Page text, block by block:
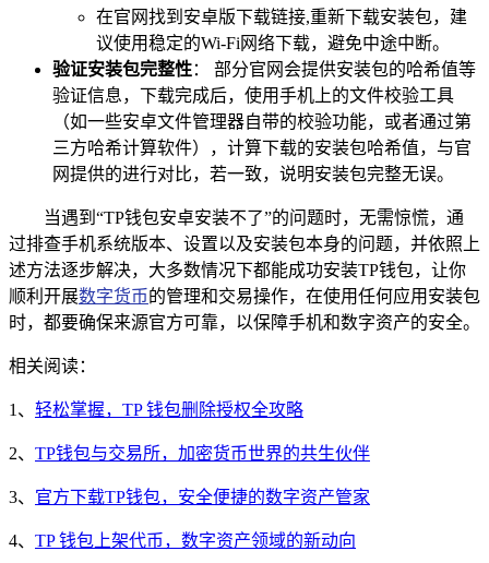
在官网找到安卓版下载链接,重新下载安装包，建
议使用稳定的Wi-Fi网络下载，避免中途中断。
验证安装包完整性： 部分官网会提供安装包的哈希值等
验证信息，下载完成后，使用手机上的文件校验工具
（如一些安卓文件管理器自带的校验功能，或者通过第
三方哈希计算软件），计算下载的安装包哈希值，与官
网提供的进行对比，若一致，说明安装包完整无误。
当遇到“TP钱包安卓安装不了”的问题时，无需惊慌，通
过排查手机系统版本、设置以及安装包本身的问题，并依照上
述方法逐步解决，大多数情况下都能成功安装TP钱包，让你
顺利开展数字货币的管理和交易操作，在使用任何应用安装包
时，都要确保来源官方可靠，以保障手机和数字资产的安全。
相关阅读：
1、 轻松掌握，TP 钱包删除授权全攻略
2、 TP钱包与交易所，加密货币世界的共生伙伴
3、 官方下载TP钱包，安全便捷的数字资产管家
4、 TP 钱包上架代币，数字资产领域的新动向